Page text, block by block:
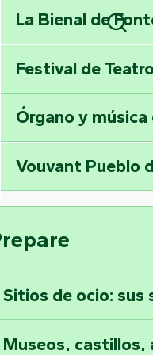
Los narradores
Desvela los
Viaje en el
Suba a lo alto de
La Bienal de
Festival de
Órgano y
Vouvant Pueblo
Toda la agenda
Sitios de ocio: sus
Museos, castillos,
en línea